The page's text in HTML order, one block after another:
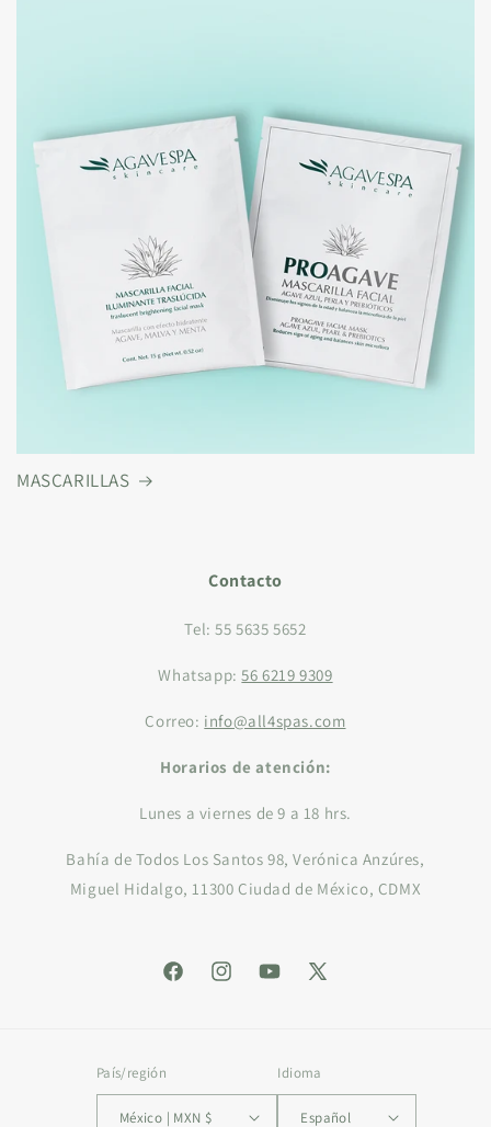
MASCARILLAS
Contacto
Tel: 55 5635 5652
Whatsapp:56 6219 9309
Correo: info@all4spas.com
Horarios de atención:
Lunes a viernes de 9 a 18 hrs.
Bahía de Todos Los Santos 98, Verónica Anzúres,
Miguel Hidalgo, 11300 Ciudad de México, CDMX
FacebookInstagramYouTube
X
País/región
México | MXN $
Idioma
Español